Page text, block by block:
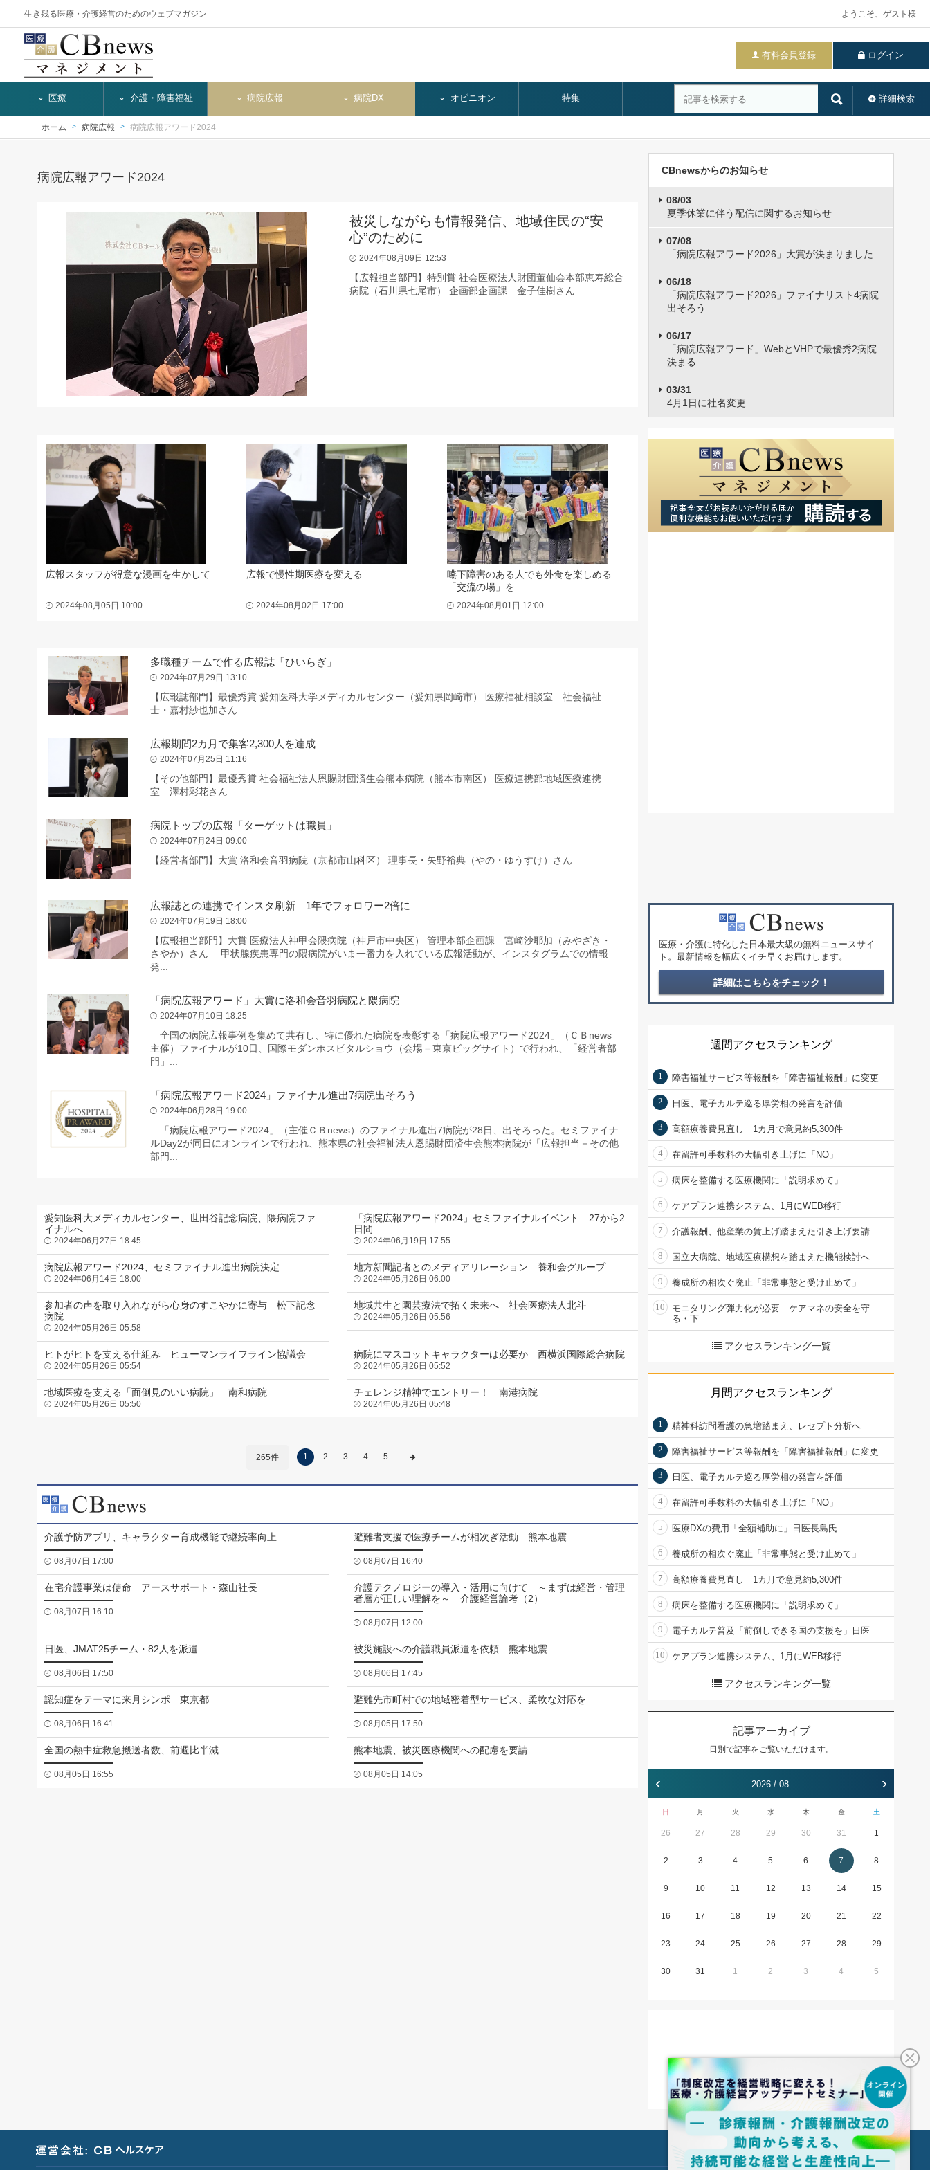
生き残る医療・介護経営のためのウェブマガジン ようこそ、ゲスト様
有料会員登録 ログイン
詳細検索
医療 介護・障害福祉 病院広報 病院DX オピニオン 特集
ホーム 病院広報 病院広報アワード2024
病院広報アワード2024
被災しながらも情報発信、地域住民の“安
心”のために
2024年08月09日 12:53
【広報担当部門】特別賞 社会医療法人財団董仙会本部恵寿総合
病院（石川県七尾市） 企画部企画課 金子佳樹さん
広報スタッフが得意な漫画を生かして
2024年08月05日 10:00
広報で慢性期医療を変える
2024年08月02日 17:00
嚥下障害のある人でも外食を楽しめる
「交流の場」を
2024年08月01日 12:00
多職種チームで作る広報誌「ひいらぎ」
2024年07月29日 13:10
【広報誌部門】最優秀賞 愛知医科大学メディカルセンター（愛知県岡崎市） 医療福祉相談室 社会福祉
士・嘉村紗也加さん
広報期間2カ月で集客2,300人を達成
2024年07月25日 11:16
【その他部門】最優秀賞 社会福祉法人恩賜財団済生会熊本病院（熊本市南区） 医療連携部地域医療連携
室 澤村彩花さん
病院トップの広報「ターゲットは職員」
2024年07月24日 09:00
【経営者部門】大賞 洛和会音羽病院（京都市山科区） 理事長・矢野裕典（やの・ゆうすけ）さん
広報誌との連携でインスタ刷新 1年でフォロワー2倍に
2024年07月19日 18:00
【広報担当部門】大賞 医療法人神甲会隈病院（神戸市中央区） 管理本部企画課 宮崎沙耶加（みやざき・
さやか）さん 甲状腺疾患専門の隈病院がいま一番力を入れている広報活動が、インスタグラムでの情報
発...
「病院広報アワード」大賞に洛和会音羽病院と隈病院
2024年07月10日 18:25
全国の病院広報事例を集めて共有し、特に優れた病院を表彰する「病院広報アワード2024」（ＣＢnews
主催）ファイナルが10日、国際モダンホスピタルショウ（会場＝東京ビッグサイト）で⾏われ、「経営者部
門」...
「病院広報アワード2024」ファイナル進出7病院出そろう
2024年06月28日 19:00
「病院広報アワード2024」（主催ＣＢnews）のファイナル進出7病院が28日、出そろった。セミファイナ
ルDay2が同日にオンラインで行われ、熊本県の社会福祉法人恩賜財団済生会熊本病院が「広報担当－その他
部門...
愛知医科大メディカルセンター、世田谷記念病院、隈病院ファ
イナルへ
2024年06月27日 18:45
「病院広報アワード2024」セミファイナルイベント 27から2
日間
2024年06月19日 17:55
病院広報アワード2024、セミファイナル進出病院決定
2024年06月14日 18:00
地方新聞記者とのメディアリレーション 養和会グループ
2024年05月26日 06:00
参加者の声を取り入れながら心身のすこやかに寄与 松下記念
病院
2024年05月26日 05:58
地域共生と園芸療法で拓く未来へ 社会医療法人北斗
2024年05月26日 05:56
ヒトがヒトを支える仕組み ヒューマンライフライン協議会
2024年05月26日 05:54
病院にマスコットキャラクターは必要か 西横浜国際総合病院
2024年05月26日 05:52
地域医療を支える「面倒見のいい病院」 南和病院
2024年05月26日 05:50
チェレンジ精神でエントリー！ 南港病院
2024年05月26日 05:48
265件 1 2 3 4 5
介護予防アプリ、キャラクター育成機能で継続率向上
08月07日 17:00
避難者支援で医療チームが相次ぎ活動 熊本地震
08月07日 16:40
在宅介護事業は使命 アースサポート・森山社長
08月07日 16:10
介護テクノロジーの導入・活用に向けて ～まずは経営・管理
者層が正しい理解を～ 介護経営論考（2）
08月07日 12:00
日医、JMAT25チーム・82人を派遣
08月06日 17:50
被災施設への介護職員派遣を依頼 熊本地震
08月06日 17:45
認知症をテーマに来月シンポ 東京都
08月06日 16:41
避難先市町村での地域密着型サービス、柔軟な対応を
08月05日 17:50
全国の熱中症救急搬送者数、前週比半減
08月05日 16:55
熊本地震、被災医療機関への配慮を要請
08月05日 14:05
CBnewsからのお知らせ
08/03
夏季休業に伴う配信に関するお知らせ
07/08
「病院広報アワード2026」大賞が決まりました
06/18
「病院広報アワード2026」ファイナリスト4病院
出そろう
06/17
「病院広報アワード」WebとVHPで最優秀2病院
決まる
03/31
4月1日に社名変更
医療・介護に特化した日本最大級の無料ニュースサイ
ト。最新情報を幅広くイチ早くお届けします。
詳細はこちらをチェック！
週間アクセスランキング
1 障害福祉サービス等報酬を「障害福祉報酬」に変更
2 日医、電子カルテ巡る厚労相の発言を評価
3 高額療養費見直し 1カ月で意見約5,300件
4 在留許可手数料の大幅引き上げに「NO」
5 病床を整備する医療機関に「説明求めて」
6 ケアプラン連携システム、1月にWEB移行
7 介護報酬、他産業の賃上げ踏まえた引き上げ要請
8 国立大病院、地域医療構想を踏まえた機能検討へ
9 養成所の相次ぐ廃止「非常事態と受け止めて」
10
モニタリング弾力化が必要 ケアマネの安全を守
る・下
アクセスランキング一覧
月間アクセスランキング
1 精神科訪問看護の急増踏まえ、レセプト分析へ
2 障害福祉サービス等報酬を「障害福祉報酬」に変更
3 日医、電子カルテ巡る厚労相の発言を評価
4 在留許可手数料の大幅引き上げに「NO」
5 医療DXの費用「全額補助に」日医長島氏
6 養成所の相次ぐ廃止「非常事態と受け止めて」
7 高額療養費見直し 1カ月で意見約5,300件
8 病床を整備する医療機関に「説明求めて」
9 電子カルテ普及「前倒しできる国の支援を」日医
10 ケアプラン連携システム、1月にWEB移行
アクセスランキング一覧
記事アーカイブ
日別で記事をご覧いただけます。
‹ 2026 / 08 ›
日 月 火 水 木 金 土
26 27 28 29 30 31 1
2 3 4 5 6 7 8
9 10 11 12 13 14 15
16 17 18 19 20 21 22
23 24 25 26 27 28 29
30 31 1 2 3 4 5